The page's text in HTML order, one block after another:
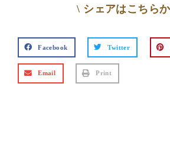
\ シェアはこちら
Facebook Twitter
Email Print